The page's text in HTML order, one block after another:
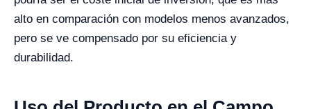
alto en comparación con modelos menos avanzados,
pero se ve compensado por su eficiencia y
durabilidad.